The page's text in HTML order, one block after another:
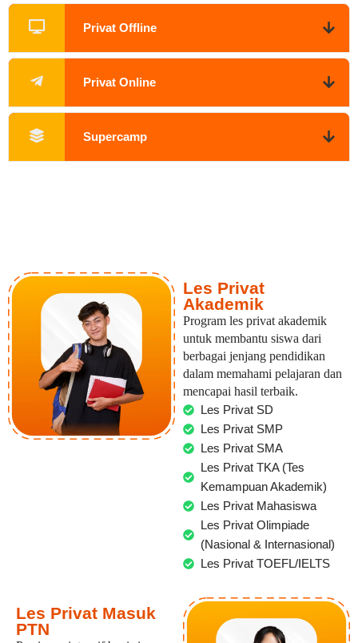
Privat Offline
Privat Online
Supercamp
Les Privat
Akademik
Program les privat akademik
untuk membantu siswa dari
berbagai jenjang pendidikan
dalam memahami pelajaran dan
mencapai hasil terbaik.
Les Privat SD
Les Privat SMP
Les Privat SMA
Les Privat TKA (Tes
Kemampuan Akademik)
Les Privat Mahasiswa
Les Privat Olimpiade
(Nasional & Internasional)
Les Privat TOEFL/IELTS
Les Privat Masuk
PTN